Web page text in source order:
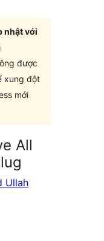
nhật với
được
xung đột
mới
All
Ullah